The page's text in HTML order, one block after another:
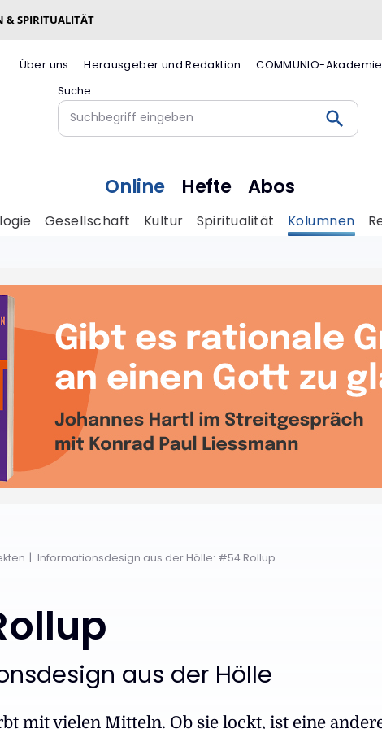
& SPIRITUALITÄT
Über uns Herausgeber und Redaktion
COMMUNIO-Akademie
Suche
Online Hefte Abos
Gesellschaft Kultur Spiritualität Kolumnen
Informationsdesign aus der Hölle: #54 Rollup
aus der Hölle
mit vielen Mitteln. Ob sie lockt, ist eine